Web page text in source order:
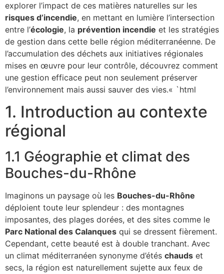
explorer l’impact de ces matières naturelles sur les
risques d’incendie, en mettant en lumière l’intersection
entre l’écologie, la prévention incendie et les stratégies
de gestion dans cette belle région méditerranéenne. De
l’accumulation des déchets aux initiatives régionales
mises en œuvre pour leur contrôle, découvrez comment
une gestion efficace peut non seulement préserver
l’environnement mais aussi sauver des vies.« `html
1. Introduction au contexte
régional
1.1 Géographie et climat des
Bouches-du-Rhône
Imaginons un paysage où les Bouches-du-Rhône
déploient toute leur splendeur : des montagnes
imposantes, des plages dorées, et des sites comme le
Parc National des Calanques qui se dressent fièrement.
Cependant, cette beauté est à double tranchant. Avec
un climat méditerranéen synonyme d’étés chauds et
secs, la région est naturellement sujette aux feux de